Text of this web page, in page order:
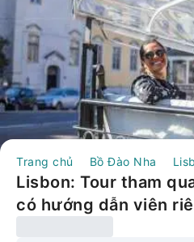
Trang chủ Bồ Đào Nha
Lisbon: Tour tham
có hướng dẫn viên